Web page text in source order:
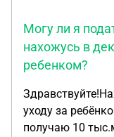
заставить
Могу ли я
нахожусь в
ребенком?
уходу за
получаю 10